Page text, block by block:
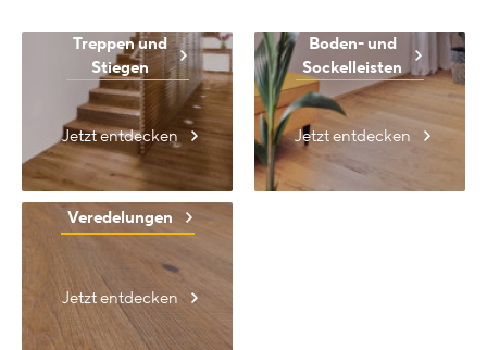
Treppen und
Stiegen
Jetzt entdecken
Boden- und
Sockelleisten
Jetzt entdecken
Veredelungen
Jetzt entdecken